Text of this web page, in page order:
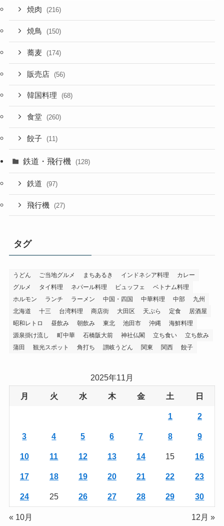
焼肉 (216)
焼鳥 (150)
蕎麦 (174)
販売店 (56)
韓国料理 (68)
食堂 (260)
餃子 (11)
鉄道・飛行機 (128)
鉄道 (97)
飛行機 (27)
タグ
うどん ご当地グルメ まちあるき インドネシア料理
カレー
グルメ
タイ料理 ネパール料理 ビュッフェ
ベトナム料理
ホルモン
ランチ ラーメン 中国・四国 中華料理 中部
九州
北海道
十三 台湾料理 商店街 大田区 天ぷら 定食
居酒屋
昭和レトロ
昼飲み 朝飲み 東北 池田市 沖縄
海鮮料理
源泉掛け流し
町中華 石橋阪大前 神社仏閣 立ち食い
立ち飲み
蒲田
観光スポット 角打ち 讃岐うどん 関東 関西 餃子
2025年11月
月 火 水 木 金 土 日
1 2
3 4 5 6 7 8 9
10 11 12 13 14 15 16
17 18 19 20 21 22 23
24 25 26 27 28 29 30
« 10月 12月 »